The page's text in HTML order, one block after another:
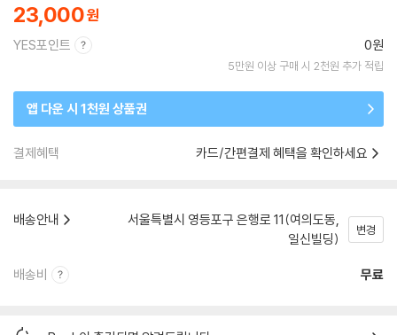
23,000
YES포인트 0원
5만원 이상 구매 시 2천원 추가 적립
앱 다운 시 1천원 상품권
결제혜택 카드/간편결제 혜택을 확인하세요
배송안내
서울특별시 영등포구 은행로 11(여의도동,
일신빌딩)
변경
배송비 무료